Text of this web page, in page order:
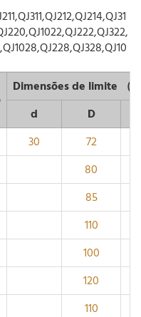
Dimensões de limite （
d
D
30 72
80
85
110
100
120
110